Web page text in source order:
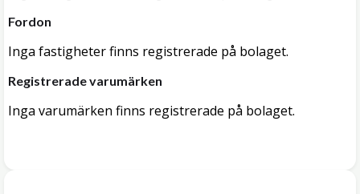
Fordon
Inga fastigheter finns registrerade på bolaget.
Registrerade varumärken
Inga varumärken finns registrerade på bolaget.